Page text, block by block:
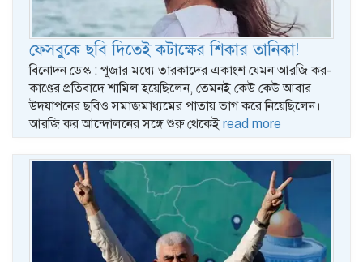
ফেসবুকে ছবি দিতেই কটাক্ষের শিকার তানিকা!
বিনোদন ডেস্ক : পূজার মধ্যে তারকাদের একাংশ যেমন আরজি কর-
কাণ্ডের প্রতিবাদে শামিল হয়েছিলেন, তেমনই কেউ কেউ আবার
উদ‌যাপনের ছবিও সমাজমাধ্যমের পাতায় ভাগ করে নিয়েছিলেন।
আরজি কর আন্দোলনের সঙ্গে শুরু থেকেই read more